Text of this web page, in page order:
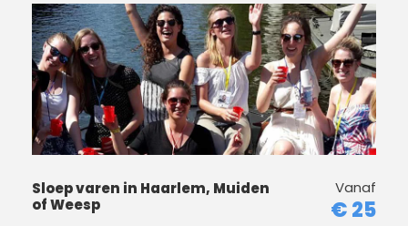
Sloep varen in Haarlem, Muiden
of Weesp
Vanaf
€ 25